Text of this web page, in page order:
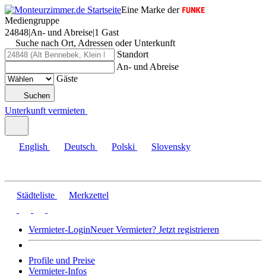
Eine Marke der
Mediengruppe
24848|An- und Abreise|1 Gast
Suche nach Ort, Adressen oder Unterkunft
Standort
An- und Abreise
Gäste
Suchen
Unterkunft vermieten
English Deutsch Polski Slovensky
Städteliste Merkzettel
Vermieter-LoginNeuer Vermieter? Jetzt registrieren
Profile und Preise
Vermieter-Infos